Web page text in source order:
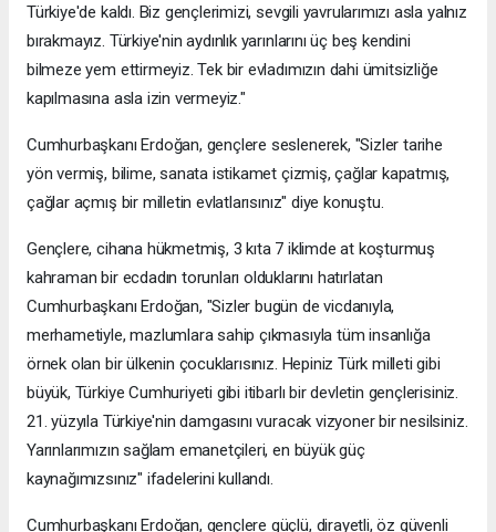
Türkiye'de kaldı. Biz gençlerimizi, sevgili yavrularımızı asla yalnız
bırakmayız. Türkiye'nin aydınlık yarınlarını üç beş kendini
bilmeze yem ettirmeyiz. Tek bir evladımızın dahi ümitsizliğe
kapılmasına asla izin vermeyiz."
Cumhurbaşkanı Erdoğan, gençlere seslenerek, "Sizler tarihe
yön vermiş, bilime, sanata istikamet çizmiş, çağlar kapatmış,
çağlar açmış bir milletin evlatlarısınız" diye konuştu.
Gençlere, cihana hükmetmiş, 3 kıta 7 iklimde at koşturmuş
kahraman bir ecdadın torunları olduklarını hatırlatan
Cumhurbaşkanı Erdoğan, "Sizler bugün de vicdanıyla,
merhametiyle, mazlumlara sahip çıkmasıyla tüm insanlığa
örnek olan bir ülkenin çocuklarısınız. Hepiniz Türk milleti gibi
büyük, Türkiye Cumhuriyeti gibi itibarlı bir devletin gençlerisiniz.
21. yüzyıla Türkiye'nin damgasını vuracak vizyoner bir nesilsiniz.
Yarınlarımızın sağlam emanetçileri, en büyük güç
kaynağımızsınız" ifadelerini kullandı.
Cumhurbaşkanı Erdoğan, gençlere güçlü, dirayetli, öz güvenli